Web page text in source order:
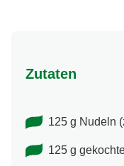
Zutaten
125 g Nudeln
125 g